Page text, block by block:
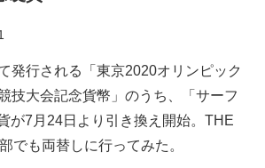
発行される「東京2020オリンピック
技大会記念貨幣」のうち、「サーフ
が7月24日より引き換え開始。THE
でも両替しに行ってみた。
リデースタイル
ストジャパン
ース